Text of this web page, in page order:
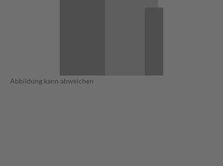
Abbildung kann abweichen